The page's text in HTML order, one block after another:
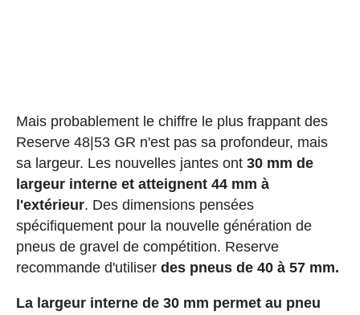
Mais probablement le chiffre le plus frappant des
Reserve 48|53 GR n'est pas sa profondeur, mais
sa largeur. Les nouvelles jantes ont30 mm de
largeur interne et atteignent 44 mm à
l'extérieur. Des dimensions pensées
spécifiquement pour la nouvelle génération de
pneus de gravel de compétition. Reserve
recommande d'utiliser des pneus de 40 à 57 mm.
La largeur interne de 30 mm permet au pneu